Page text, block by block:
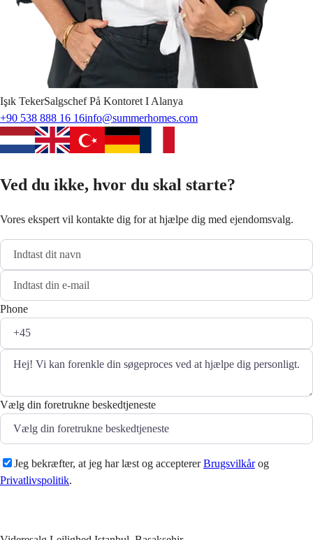
Işık TekerSalgschef På Kontoret I Alanya
+90 538 888 16 16info@summerhomes.com
Ved du ikke, hvor du skal starte?
Vores ekspert vil kontakte dig for at hjælpe dig med ejendomsvalg.
Phone
Vælg din foretrukne beskedtjeneste
Jeg bekræfter, at jeg har læst og acceptererBrugsvilkårog
Privatlivspolitik.